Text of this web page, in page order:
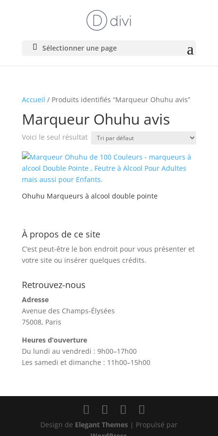
Sélectionner une page
Accueil / Produits identifiés “Marqueur Ohuhu avis”
Marqueur Ohuhu avis
Voici le seul résultat
Ohuhu Marqueurs à alcool double pointe
À propos de ce site
C’est peut-être le bon endroit pour vous présenter et
votre site ou insérer quelques crédits.
Retrouvez-nous
Adresse
Avenue des Champs-Élysées
75008, Paris
Heures d’ouverture
Du lundi au vendredi : 9h00–17h00
Les samedi et dimanche : 11h00–15h00
Design de Elegant Themes| Propulsé par